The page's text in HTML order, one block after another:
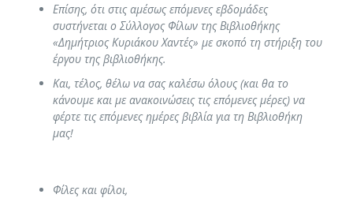
Επίσης, ότι στις αμέσως επόμενες εβδομάδες
συστήνεται ο Σύλλογος Φίλων της Βιβλιοθήκης
«Δημήτριος Κυριάκου Χαντές» με σκοπό τη στήριξη του
έργου της βιβλιοθήκης.
Και, τέλος, θέλω να σας καλέσω όλους (και θα το
κάνουμε και με ανακοινώσεις τις επόμενες μέρες) να
φέρτε τις επόμενες ημέρες βιβλία για τη Βιβλιοθήκη
μας!
Φίλες και φίλοι,